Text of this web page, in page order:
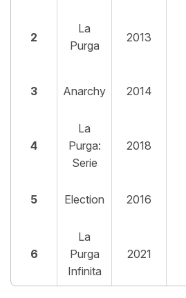
2
La
Purga
2013
3 Anarchy 2014
4
La
Purga:
Serie
2018
5 Election 2016
6
La
Purga
Infinita
2021